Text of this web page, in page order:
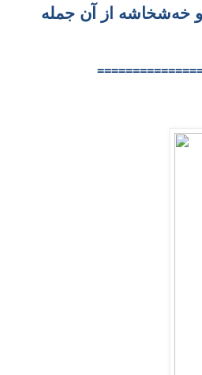
و خه‌شخاشه‌ از آن جمله